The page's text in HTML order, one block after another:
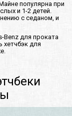
популярна при
и 1-2 детей.
с седаном, и
Benz для проката
для